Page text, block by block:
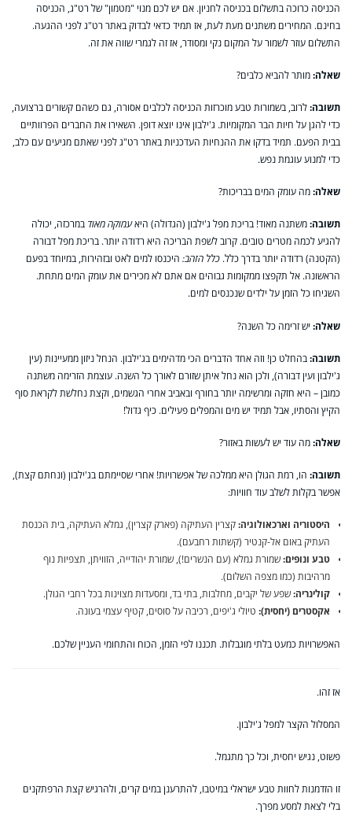
הכניסה כרוכה בתשלום בכניסה לחניון. אם יש לכם מנוי "מטמון" של רט"ג, הכניסה
בחינם. המחירים משתנים מעת לעת, אז תמיד כדאי לבדוק באתר רט"ג לפני ההגעה.
התשלום עוזר לשמור על המקום נקי ומסודר, אז זה לגמרי שווה את זה.
שאלה:מותר להביא כלבים?
תשובה:לרוב, בשמורות טבע מוכרזות הכניסה לכלבים אסורה, גם כשהם קשורים ברצועה,
כדי להגן על חיות הבר המקומיות. ג'ילבון אינו יוצא דופן. השאירו את החברים הפרוותיים
בבית הפעם. תמיד בדקו את ההנחיות העדכניות באתר רט"ג לפני שאתם מגיעים עם כלב,
כדי למנוע עוגמת נפש.
שאלה:מה עומק המים בבריכות?
תשובה:משתנה מאוד! בריכת מפל ג'ילבון (הגדולה) היאעמוקה מאוד במרכזה, יכולה
להגיע לכמה מטרים טובים. קרוב לשפת הבריכה היא רדודה יותר. בריכת מפל דבורה
(הקטנה) רדודה יותר בדרך כלל. כלל הזהב: היכנסו למים לאט ובזהירות, במיוחד בפעם
הראשונה. אל תקפצו ממקומות גבוהים אם אתם לא מכירים את עומק המים מתחת.
השגיחו כל הזמן על ילדים שנכנסים למים.
שאלה: יש זרימה כל השנה?
תשובה:בהחלט כן! וזה אחד הדברים הכי מדהימים בג'ילבון. הנחל ניזון ממעיינות (עין
ג'ילבון ועין דבורה), ולכן הוא נחל איתן שזורם לאורך כל השנה. עוצמת הזרימה משתנה
כמובן – היא חזקה ומרשימה יותר בחורף ובאביב אחרי הגשמים, וקצת נחלשת לקראת סוף
הקיץ והסתיו, אבל תמיד יש מים והמפלים פעילים. כיף גדול!
שאלה:מה עוד יש לעשות באזור?
תשובה: הו, רמת הגולן היא ממלכה של אפשרויות! אחרי שסיימתם בג'ילבון (ונחתם קצת),
אפשר בקלות לשלב עוד חוויות:
היסטוריה וארכאולוגיה:קצרין העתיקה (פארק קצרין), גמלא העתיקה, בית הכנסת
העתיק באום אל-קנטיר (קשתות רחבעם).
טבע ונופים:שמורת גמלא (עם הנשרים!), שמורת יהודייה, הזוויתן, תצפיות נוף
מרהיבות (כמו מצפה השלום).
קולינריה:שפע של יקבים, מחלבות, בתי בד, ומסעדות מצוינות בכל רחבי הגולן.
אקסטרים (יחסית): טיולי ג'יפים, רכיבה על סוסים, קטיף עצמי בעונה.
האפשרויות כמעט בלתי מוגבלות. תכננו לפי הזמן, הכוח והתחומי העניין שלכם.
אז זהו.
המסלול הקצר למפל ג'ילבון.
פשוט, נגיש יחסית, וכל כך מתגמל.
זו הזדמנות לחוות טבע ישראלי במיטבו, להתרענן במים קרים, ולהרגיש קצת הרפתקנים
בלי לצאת למסע מפרך.